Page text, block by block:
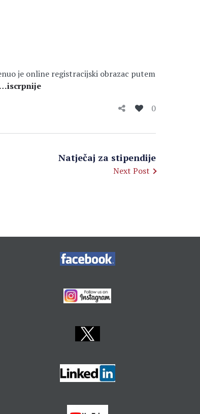
je online registracijski obrazac putem
…iscrpnije
0
Natječaj za stipendije
Next Post